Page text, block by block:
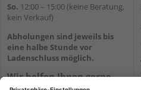
So. 12:00 – 15:00 (keine Beratung,
kein Verkauf)
Abholungen sind jeweils bis
eine halbe Stunde vor
Ladenschluss möglich.
Wir helfen Ihnen gerne